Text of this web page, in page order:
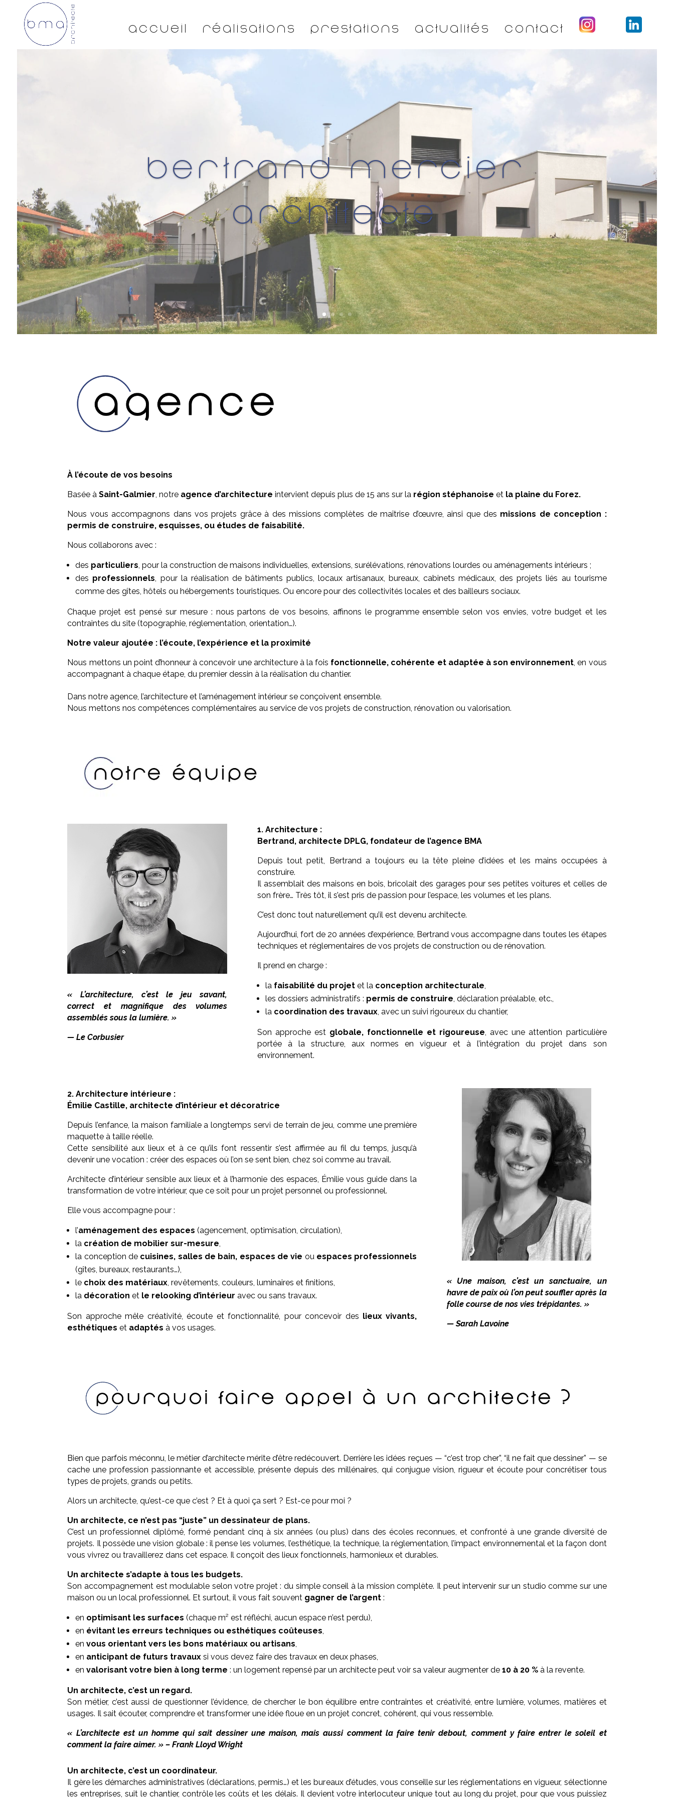
Accueil Réalisations Prestations Actualités Contact
Bertrand Mercier
Architecte
À l’écoute de vos besoins
Basée àSaint-Galmier, notre agence d’architecture intervient depuis plus de 15 ans sur la région stéphanoise et la plaine du Forez.
Nous vous accompagnons dans vos projets grâce à des missions complètes de maîtrise d’œuvre, ainsi que des missions de conception :
permis de construire, esquisses, ou études de faisabilité.
Nous collaborons avec :
des particuliers, pour la construction de maisons individuelles, extensions, surélévations, rénovations lourdes ou aménagements intérieurs ;
des professionnels, pour la réalisation de bâtiments publics, locaux artisanaux, bureaux, cabinets médicaux, des projets liés au tourisme
comme des gîtes, hôtels ou hébergements touristiques. Ou encore pour des collectivités locales et des bailleurs sociaux.
Chaque projet est pensé sur mesure : nous partons de vos besoins, affinons le programme ensemble selon vos envies, votre budget et les
contraintes du site (topographie, réglementation, orientation…).
Notre valeur ajoutée : l’écoute, l’expérience et la proximité
Nous mettons un point d’honneur à concevoir une architecture à la fois fonctionnelle, cohérente et adaptée à son environnement, en vous
accompagnant à chaque étape, du premier dessin à la réalisation du chantier.
Dans notre agence, l’architecture et l’aménagement intérieur se conçoivent ensemble.
Nous mettons nos compétences complémentaires au service de vos projets de construction, rénovation ou valorisation.
« L’architecture, c’est le jeu savant,
correct et magnifique des volumes
assemblés sous la lumière. »
— Le Corbusier
1. Architecture :
Bertrand, architecte DPLG, fondateur de l’agence BMA
Depuis tout petit, Bertrand a toujours eu la tête pleine d’idées et les mains occupées à
construire.
Il assemblait des maisons en bois, bricolait des garages pour ses petites voitures et celles de
son frère… Très tôt, il s’est pris de passion pour l’espace, les volumes et les plans.
C’est donc tout naturellement qu’il est devenu architecte.
Aujourd’hui, fort de 20 années d’expérience, Bertrand vous accompagne dans toutes les étapes
techniques et réglementaires de vos projets de construction ou de rénovation.
Il prend en charge :
la faisabilité du projetet la conception architecturale,
les dossiers administratifs : permis de construire, déclaration préalable, etc.,
la coordination des travaux, avec un suivi rigoureux du chantier,
Son approche est globale, fonctionnelle et rigoureuse, avec une attention particulière
portée à la structure, aux normes en vigueur et à l’intégration du projet dans son
environnement.
2. Architecture intérieure :
Émilie Castille, architecte d’intérieur et décoratrice
Depuis l’enfance, la maison familiale a longtemps servi de terrain de jeu, comme une première
maquette à taille réelle.
Cette sensibilité aux lieux et à ce qu’ils font ressentir s’est affirmée au fil du temps, jusqu’à
devenir une vocation : créer des espaces où l’on se sent bien, chez soi comme au travail.
Architecte d’intérieur sensible aux lieux et à l’harmonie des espaces, Émilie vous guide dans la
transformation de votre intérieur, que ce soit pour un projet personnel ou professionnel.
Elle vous accompagne pour :
l’aménagement des espaces (agencement, optimisation, circulation),
la création de mobilier sur-mesure
la conception de cuisines, salles de bain, espaces de vie ou espaces professionnels
(gîtes, bureaux, restaurants…),
le choix des matériaux , revêtements, couleurs, luminaires et finitions,
la décoration et le relooking d’intérieur avec ou sans travaux.
Son approche mêle créativité, écoute et fonctionnalité, pour concevoir des lieux vivants,
esthétiqueset adaptés à vos usages.
« Une maison, c’est un sanctuaire, un
havre de paix où l’on peut souffler après la
folle course de nos vies trépidantes. »
— Sarah Lavoine
Bien que parfois méconnu, le métier d’architecte mérite d’être redécouvert. Derrière les idées reçues — “c’est trop cher”, “il ne fait que dessiner” — se
cache une profession passionnante et accessible, présente depuis des millénaires, qui conjugue vision, rigueur et écoute pour concrétiser tous
types de projets, grands ou petits.
Alors un architecte, qu’est-ce que c’est ? Et à quoi ça sert ? Est-ce pour moi ?
Un architecte, ce n’est pas “juste” un dessinateur de plans.
C’est un professionnel diplômé, formé pendant cinq à six années (ou plus) dans des écoles reconnues, et confronté à une grande diversité de
projets. Il possède une vision globale : il pense les volumes, l’esthétique, la technique, la réglementation, l’impact environnemental et la façon dont
vous vivrez ou travaillerez dans cet espace. Il conçoit des lieux fonctionnels, harmonieux et durables.
Un architecte s’adapte à tous les budgets.
Son accompagnement est modulable selon votre projet : du simple conseil à la mission complète. Il peut intervenir sur un studio comme sur une
maison ou un local professionnel. Et surtout, il vous fait souvent gagner de l’argent :
en optimisant les surfaces (chaque m² est réfléchi, aucun espace n’est perdu),
en évitant les erreurs techniques ou esthétiques coûteuses
envous orientant vers les bons matériaux ou artisans
en anticipant de futurs travaux si vous devez faire des travaux en deux phases,
envalorisant votre bien à long terme : un logement repensé par un architecte peut voir sa valeur augmenter de10 à 20 % à la revente.
Un architecte, c’est un regard.
Son métier, c’est aussi de questionner l’évidence, de chercher le bon équilibre entre contraintes et créativité, entre lumière, volumes, matières et
usages. Il sait écouter, comprendre et transformer une idée floue en un projet concret, cohérent, qui vous ressemble.
« L’architecte est un homme qui sait dessiner une maison, mais aussi comment la faire tenir debout, comment y faire entrer le soleil et
comment la faire aimer. » – Frank Lloyd Wright
Un architecte, c’est un coordinateur.
Il gère les démarches administratives (déclarations, permis…) et les bureaux d’études, vous conseille sur les réglementations en vigueur, sélectionne
les entreprises, suit le chantier, contrôle les coûts et les délais. Il devient votre interlocuteur unique tout au long du projet, pour que vous puissiez